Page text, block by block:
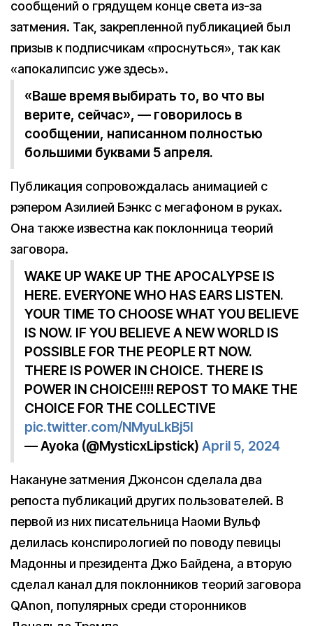
сообщений о грядущем конце света из-за
затмения. Так, закрепленной публикацией был
призыв к подписчикам «проснуться», так как
«апокалипсис уже здесь».
«Ваше время выбирать то, во что вы
верите, сейчас», — говорилось в
сообщении, написанном полностью
большими буквами 5 апреля.
Публикация сопровождалась анимацией с
рэпером Азилией Бэнкс с мегафоном в руках.
Она также известна как поклонница теорий
заговора.
WAKE UP WAKE UP THE APOCALYPSE IS
HERE. EVERYONE WHO HAS EARS LISTEN.
YOUR TIME TO CHOOSE WHAT YOU BELIEVE
IS NOW. IF YOU BELIEVE A NEW WORLD IS
POSSIBLE FOR THE PEOPLE RT NOW.
THERE IS POWER IN CHOICE. THERE IS
POWER IN CHOICE!!!! REPOST TO MAKE THE
CHOICE FOR THE COLLECTIVE
pic.twitter.com/NMyuLkBj5l
— Ayoka (@MysticxLipstick) April 5, 2024
Накануне затмения Джонсон сделала два
репоста публикаций других пользователей. В
первой из них писательница Наоми Вульф
делилась конспирологией по поводу певицы
Мадонны и президента Джо Байдена, а вторую
сделал канал для поклонников теорий заговора
QAnon, популярных среди сторонников